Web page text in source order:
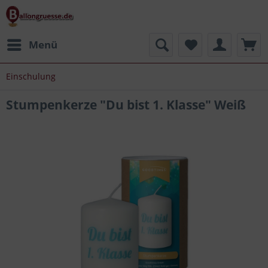
Menü
Einschulung
Stumpenkerze "Du bist 1. Klasse" Weiß